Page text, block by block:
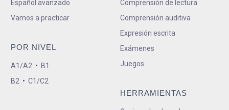
Español avanzado
Vamos a practicar
POR NIVEL
A1/A2 • B1
B2 • C1/C2
Comprensión de lectura
Comprensión auditiva
Expresión escrita
Exámenes
Juegos
HERRAMIENTAS